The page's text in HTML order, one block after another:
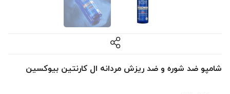
شامپو ضد شوره و ضد ریزش مردانه ال کارنتین بیوکسین